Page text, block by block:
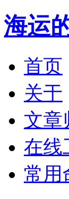
海运
首页
关于
文章
在线
常用